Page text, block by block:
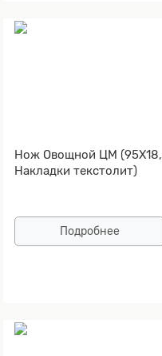
Нож Овощной ЦМ (95Х18,
Накладки текстолит)
Подробнее